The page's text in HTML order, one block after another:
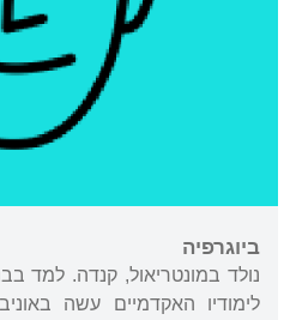
ביוגרפיה
נולד במונטריאול, קנדה. למד
לימודיו האקדמיים עשה